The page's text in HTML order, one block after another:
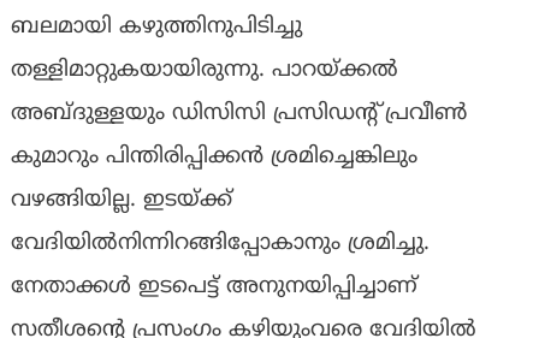
ബലമായി കഴുത്തിനുപിടിച്ചു
തള്ളിമാറ്റുകയായിരുന്നു. പാറയ്‌ക്കൽ
അബ്‌ദുള്ളയും ഡിസിസി പ്രസിഡൻ്റ് പ്രവീൺ
കുമാറും പിന്തിരിപ്പിക്കൻ ശ്രമിച്ചെങ്കിലും
വഴങ്ങിയില്ല. ഇടയ്‌ക്ക്‌
വേദിയിൽനിന്നിറങ്ങിപ്പോകാനും ശ്രമിച്ചു.
നേതാക്കൾ ഇടപെട്ട്‌ അനുനയിപ്പിച്ചാണ്‌
സതീശൻ്റെ പ്രസംഗം കഴിയുംവരെ വേദിയിൽ